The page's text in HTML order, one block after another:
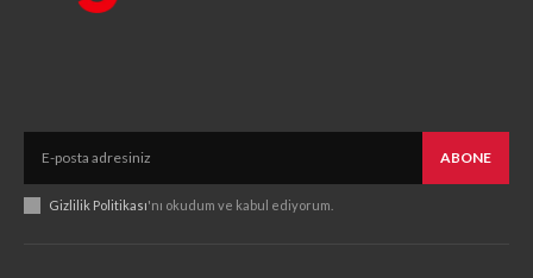
ABONE
Gizlilik Politikası'nı okudum ve kabul ediyorum.